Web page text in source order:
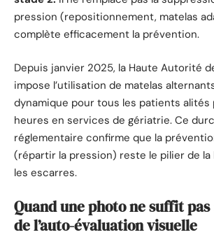
pression (repositionnement, matelas
complète efficacement la prévention.
Depuis janvier 2025, la Haute Autorité
impose l’utilisation de matelas
dynamique pour tous les patients alités
heures en services de gériatrie. Ce
réglementaire confirme que la
(répartir la pression) reste le pilier de
les escarres.
Quand une photo ne suffit
de l’auto-évaluation visuelle